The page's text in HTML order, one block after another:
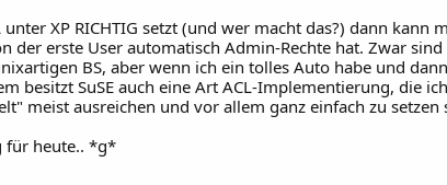
unter XP RICHTIG setzt (und wer macht das?) dann
der erste User automatisch Admin-Rechte hat. Zwar
BS, aber wenn ich ein tolles Auto habe und
besitzt SuSE auch eine Art ACL-Implementierung, die
meist ausreichen und vor allem ganz einfach zu setzen
für heute.. *g*